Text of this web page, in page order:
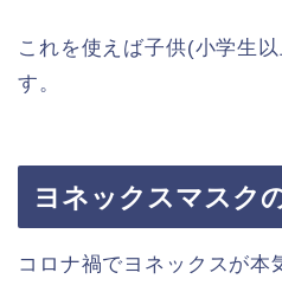
これを使えば子供(小学生
す。
ヨネックスマスク
コロナ禍でヨネックスが本